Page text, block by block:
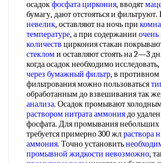
осадокфосфата циркония, вводят
бумагу, дают отстояться и
невелик, оставляют на ночь при
температуре, а при содержании
количеств циркония стакан
стекломи оставляют стоять на 2—3
когда осадок необходимо исследовать,
через бумажный фильтр, в противном
фильтрования можно пользоваться
обработанным до взвешивания так
анализа. Осадок промывают
раствором нитрата аммониядо
фосфата. Для промывания небольших
требуется примерно 300 жлраствора
аммония. Точно установить
промывной жидкости невозможно,